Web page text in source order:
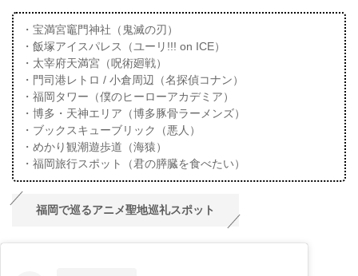
・宝満宮竈門神社（鬼滅の刃）
・飯塚アイスパレス（ユーリ!!! on ICE）
・太宰府天満宮（呪術廻戦）
・門司港レトロ / 小倉周辺（名探偵コナン）
・福岡タワー（僕のヒーローアカデミア）
・博多・天神エリア（博多豚骨ラーメンズ）
・ブックスキューブリック（悪人）
・めかり観潮遊歩道（海猿）
・福岡旅行スポット（君の膵臓を食べたい）
福岡で巡るアニメ聖地巡礼スポット